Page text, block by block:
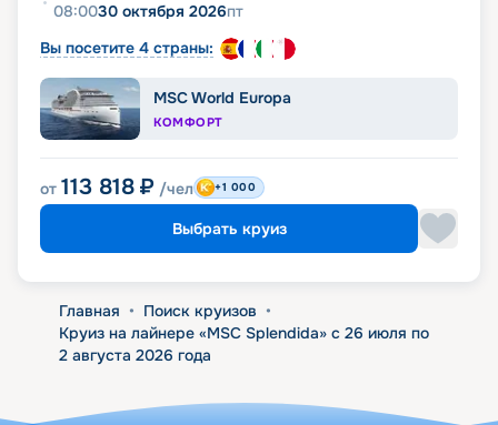
08:0030 октября 2026пт
Вы посетите 4 страны:
MSC World Europa
КОМФОРТ
от 113 818 ₽ /чел +1 000
Выбрать круиз
Главная • Поиск круизов •
Круиз на лайнере «MSC Splendida» с 26 июля по
2 августа 2026 года